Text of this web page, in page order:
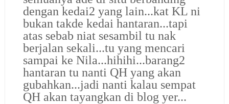
dengan kedai2 yang lain...kat KL ni
bukan takde kedai hantaran...tapi
atas sebab niat sesambil tu nak
berjalan sekali...tu yang mencari
sampai ke Nila...hihihi...barang2
hantaran tu nanti QH yang akan
gubahkan...jadi nanti kalau sempat
QH akan tayangkan di blog yer...